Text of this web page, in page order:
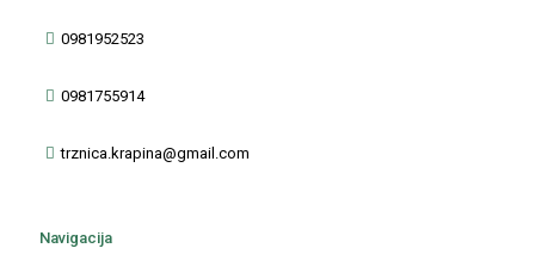
0981952523
0981755914
trznica.krapina@gmail.com
Navigacija